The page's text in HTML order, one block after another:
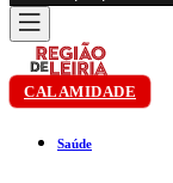
CALAMIDADE
Saúde